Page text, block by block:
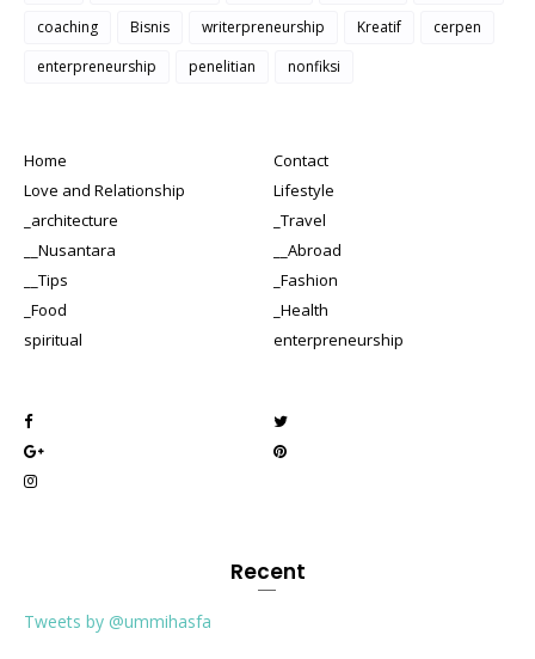
coaching
Bisnis writerpreneurship Kreatif
cerpen
enterpreneurship
penelitian nonfiksi
Home
Contact
Love and Relationship
Lifestyle
_architecture
_Travel
__Nusantara
__Abroad
__Tips
_Fashion
_Food
_Health
spiritual
enterpreneurship
Recent
Tweets by @ummihasfa